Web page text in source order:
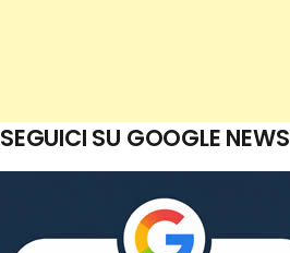
SEGUICI SU GOOGLE NEWS